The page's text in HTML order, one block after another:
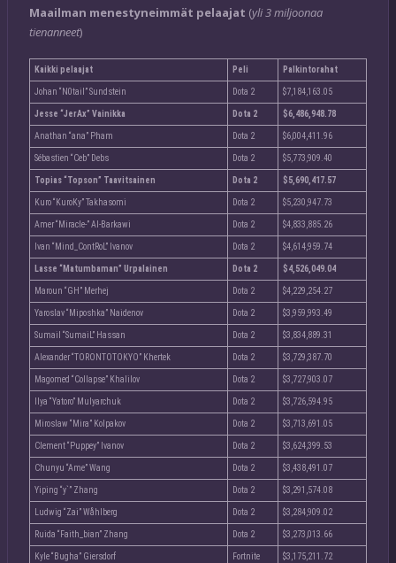
Maailman menestyneimmät pelaajat (yli 3 miljoonaa
tienanneet)
Kaikki pelaajat Peli Palkintorahat
Johan “N0tail” Sundstein Dota 2 $7,184,163.05
Jesse “JerAx” Vainikka Dota 2 $6,486,948.78
Anathan “ana” Pham Dota 2 $6,004,411.96
Sébastien “Ceb” Debs Dota 2 $5,773,909.40
Topias “Topson” Taavitsainen Dota 2 $5,690,417.57
Kuro “KuroKy” Takhasomi Dota 2 $5,230,947.73
Amer “Miracle-” Al-Barkawi Dota 2 $4,833,885.26
Ivan “Mind_ContRoL” Ivanov Dota 2 $4,614,959.74
Lasse “Matumbaman” Urpalainen Dota 2 $4,526,049.04
Maroun “GH” Merhej Dota 2 $4,229,254.27
Yaroslav “Miposhka” Naidenov Dota 2 $3,959,993.49
Sumail “SumaiL” Hassan Dota 2 $3,834,889.31
Alexander “TORONTOTOKYO” Khertek Dota 2 $3,729,387.70
Magomed “Collapse” Khalilov Dota 2 $3,727,903.07
Ilya “Yatoro” Mulyarchuk Dota 2 $3,726,594.95
Miroslaw “Mira” Kolpakov Dota 2 $3,713,691.05
Clement “Puppey” Ivanov Dota 2 $3,624,399.53
Chunyu “Ame” Wang Dota 2 $3,438,491.07
Yiping “y`” Zhang Dota 2 $3,291,574.08
Ludwig “Zai” Wåhlberg Dota 2 $3,284,909.02
Ruida “Faith_bian” Zhang Dota 2 $3,273,013.66
Kyle “Bugha” Giersdorf Fortnite $3,175,211.72